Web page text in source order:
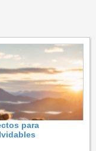
para